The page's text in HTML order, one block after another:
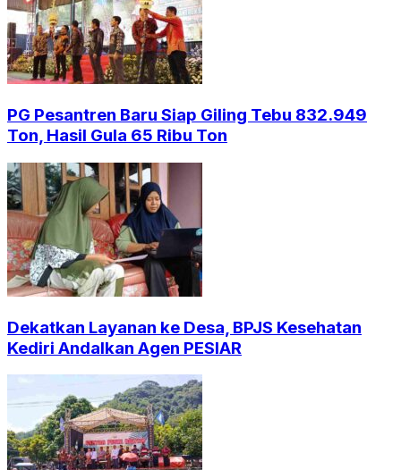
PG Pesantren Baru Siap Giling Tebu 832.949
Ton, Hasil Gula 65 Ribu Ton
Dekatkan Layanan ke Desa, BPJS Kesehatan
Kediri Andalkan Agen PESIAR